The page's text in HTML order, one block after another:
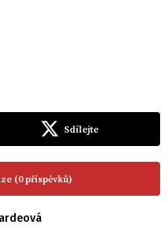
Sdílejte
(0 příspěvků)